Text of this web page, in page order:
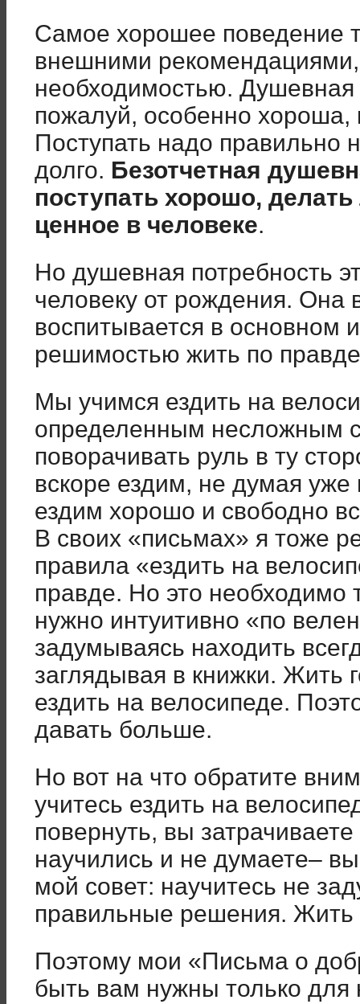
Самое хорошее поведение
внешними
необходимостью.
пожалуй, особенно хороша,
Поступать надо
долго. Безотчетная
поступать хорошо,
ценное в человеке.
Но душевная потребность
человеку от рождения. Она
воспитывается в основном
решимостью жить по
Мы учимся ездить на
определенным несложным
поворачивать руль в ту
вскоре ездим, не думая уже
ездим хорошо и свободно
В своих «письмах» я тоже
правила «ездить на
правде. Но это
нужно интуитивно «по
задумываясь находить
заглядывая в книжки. Жить
ездить на велосипеде.
давать больше.
Но вот на что обратите
учитесь ездить на
повернуть, вы
научились и не думаете–
мой совет: научитесь не
правильные решения. Жить
Поэтому мои «Письма о
быть вам нужны только